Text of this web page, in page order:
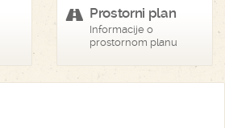
Prostorni plan
Informacije o
prostornom planu